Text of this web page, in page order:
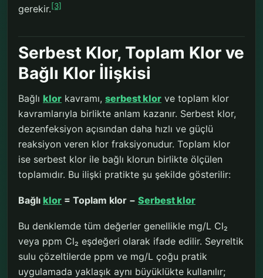
gerekir.[3]
Serbest Klor, Toplam Klor ve
Bağlı Klor İlişkisi
Bağlı klor kavramı, serbest klor ve toplam klor
kavramlarıyla birlikte anlam kazanır. Serbest klor,
dezenfeksiyon açısından daha hızlı ve güçlü
reaksiyon veren klor fraksiyonudur. Toplam klor
ise serbest klor ile bağlı klorun birlikte ölçülen
toplamıdır. Bu ilişki pratikte şu şekilde gösterilir:
Bağlı klor = Toplam klor − Serbest klor
Bu denklemde tüm değerler genellikle mg/L Cl₂
veya ppm Cl₂ eşdeğeri olarak ifade edilir. Seyreltik
sulu çözeltilerde ppm ve mg/L çoğu pratik
uygulamada yaklaşık aynı büyüklükte kullanılır;